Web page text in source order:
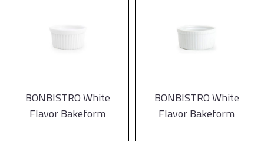
BONBISTRO White
Flavor Bakeform
BONBISTRO White
Flavor Bakeform